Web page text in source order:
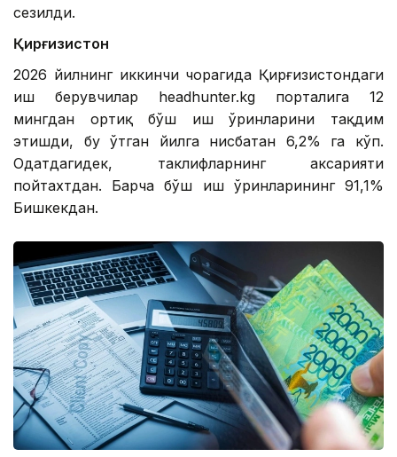
сезилди.
Қирғизистон
2026 йилнинг иккинчи чорагида Қирғизистондаги
иш берувчилар headhunter.kg порталига 12
мингдан ортиқ бўш иш ўринларини тақдим
этишди, бу ўтган йилга нисбатан 6,2% га кўп.
Одатдагидек, таклифларнинг аксарияти
пойтахтдан. Барча бўш иш ўринларининг 91,1%
Бишкекдан.